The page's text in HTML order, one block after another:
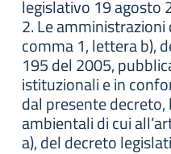
legislativo 19 agosto
2. Le amministrazioni
comma 1, lettera b),
195 del 2005,
istituzionali e in
dal presente
ambientali di cui
a), del decreto